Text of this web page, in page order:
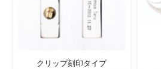
クリップ刻印タイプ